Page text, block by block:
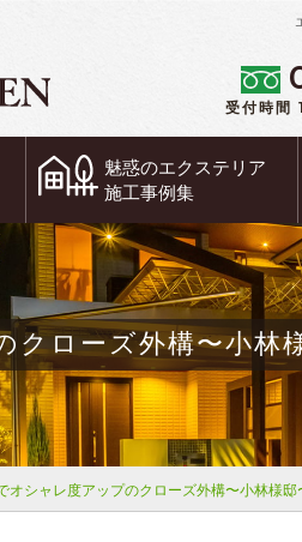
受付時
魅惑のエクステリア
施工事例集
クローズ外構〜小林
オシャレ度アップのクローズ外構〜小林様邸